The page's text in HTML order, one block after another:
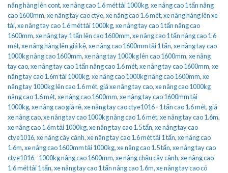
nâng hàng lên cont,xe nâng cao 1.6 mét tải 1000kg,xe nâng cao 1 tấn nâng
cao 1600mm,xe nâng tay cao ctye,xe nâng cao 1.6 mét,xe nâng hàng lên xe
tải,xe nâng tay cao 1.6 mét tải 1000kg,xe nâng tay cao 1 tấn nâng cao
1600mm,xe nâng tay 1 tấn lên cao 1600mm,xe nâng cao 1 tấn nâng cao 1.6
mét,xe nâng hàng lên giá kệ,xe nâng cao 1600mm tải 1 tấn,xe nâng tay cao
1000kg nâng cao 1600mm,xe nâng tay 1000kg lên cao 1600mm,xe nâng
tay cao,xe nâng tay cao 1 tấn nâng cao 1.6 mét,xe nâng tay cao 1600mm,xe
nâng tay cao 1.6m tải 1000kg,xe nâng cao 1000kg nâng cao 1600mm,xe
nâng tay 1000kg lên cao 1.6 mét, giá xe nâng tay cao,xe nâng cao 1000kg
nâng cao 1.6 mét,xe nâng cao 1600mm,xe nâng tay cao 1600mm tải
1000kg,xe nâng cao giá rẻ,xe nâng tay cao ctye1016 - 1 tấn cao 1.6 mét, giá
xe nâng cao,xe nâng tay cao 1000kg nâng cao 1.6 mét,xe nâng tay cao 1.6m,
xe nâng cao 1.6m tải 1000kg,xe nâng tay cao 1.5 tấn,xe nâng tay cao
ctye1016,xe nâng cây cảnh,xe nâng tay cao 1.6 mét tải 1 tấn,xe nâng cao
1.6m,xe nâng cao 1600mm tải 1000kg,xe nâng cao 1.5 tấn,xe nâng tay cao
ctye1016 - 1000kg nâng cao 1600mm,xe nâng chậu cây cảnh,xe nâng cao
1.6 mét tải 1 tấn,xe nâng tay cao 1 tấn nâng cao 1.6m,xe nâng tay cao có